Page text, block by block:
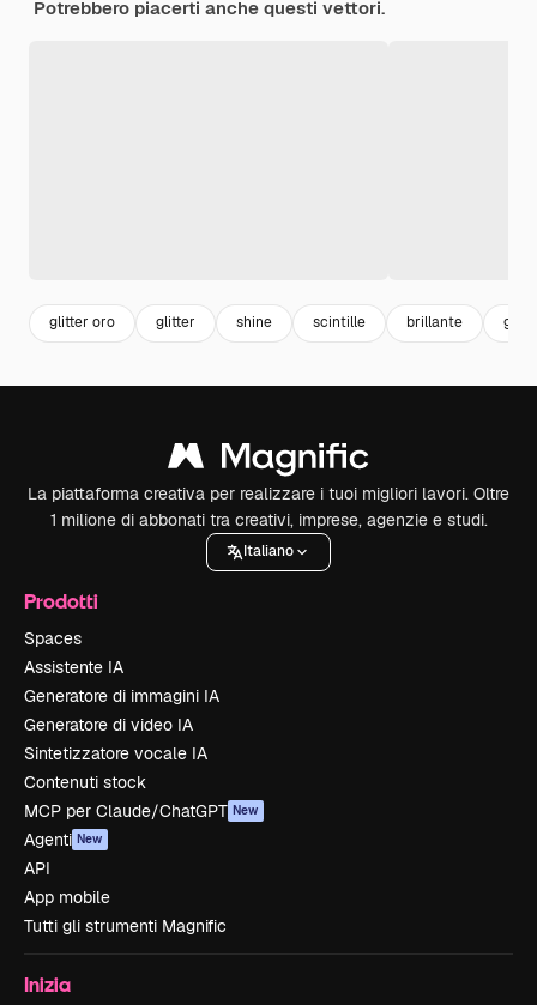
Potrebbero piacerti anche questi vettori.
glitter oro glitter shine scintille brillante
La piattaforma creativa per realizzare i tuoi migliori lavori. Oltre
1 milione di abbonati tra creativi, imprese, agenzie e studi.
Italiano
Prodotti
Spaces
Assistente IA
Generatore di immagini IA
Generatore di video IA
Sintetizzatore vocale IA
Contenuti stock
MCP per Claude/ChatGPT New
Agenti New
API
App mobile
Tutti gli strumenti Magnific
Inizia